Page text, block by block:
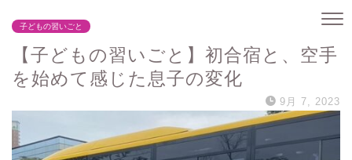
子どもの習いごと
【子どもの習いごと】初合宿と、空手
を始めて感じた息子の変化
9月 7, 2023